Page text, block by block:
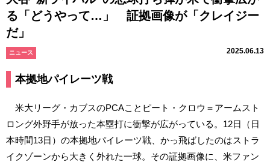
る「どうやって…」 証拠画像が「クレイジー
だ」
ニュース 2025.06.13
本拠地パイレーツ戦
米大リーグ・カブスのPCAことピート・クロウ＝アームスト
ロング外野手が放った本塁打に衝撃が広がっている。12日（日
本時間13日）の本拠地パイレーツ戦、かっ飛ばしたのはストラ
イクゾーンから大きく外れた一球。その証拠画像に、米ファン